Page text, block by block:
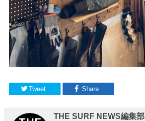
Tweet Share
THE SURF NEWS編集部